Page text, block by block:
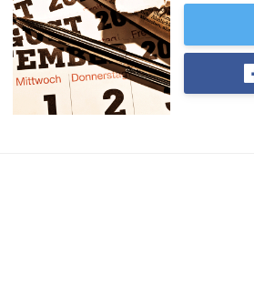
Japanese